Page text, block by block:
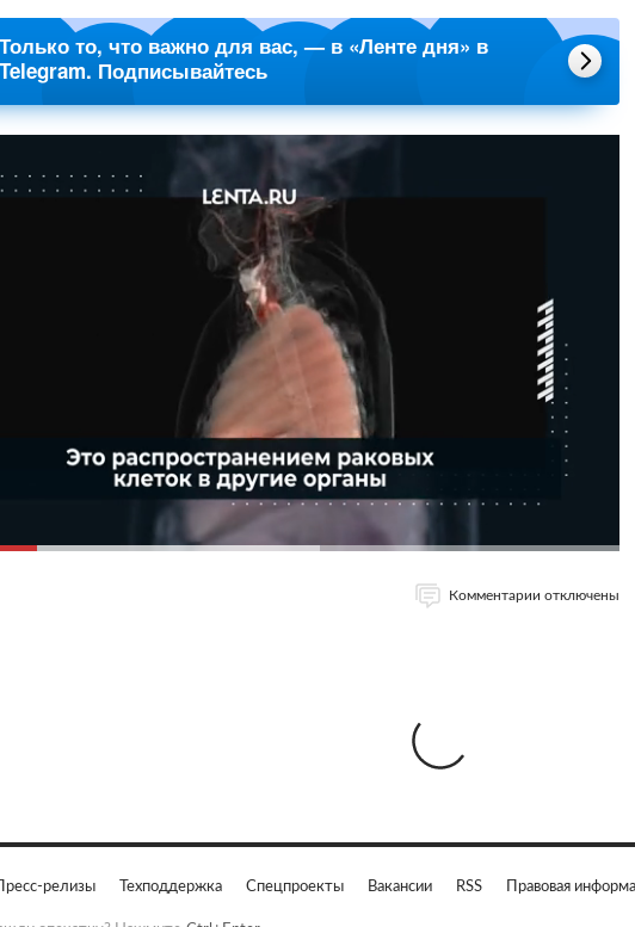
Только то, что важно для вас, — в «Ленте дня» в
Telegram. Подписывайтесь
Комментарии отключены
Пресс-релизы Техподдержка Спецпроекты Вакансии RSS Правовая